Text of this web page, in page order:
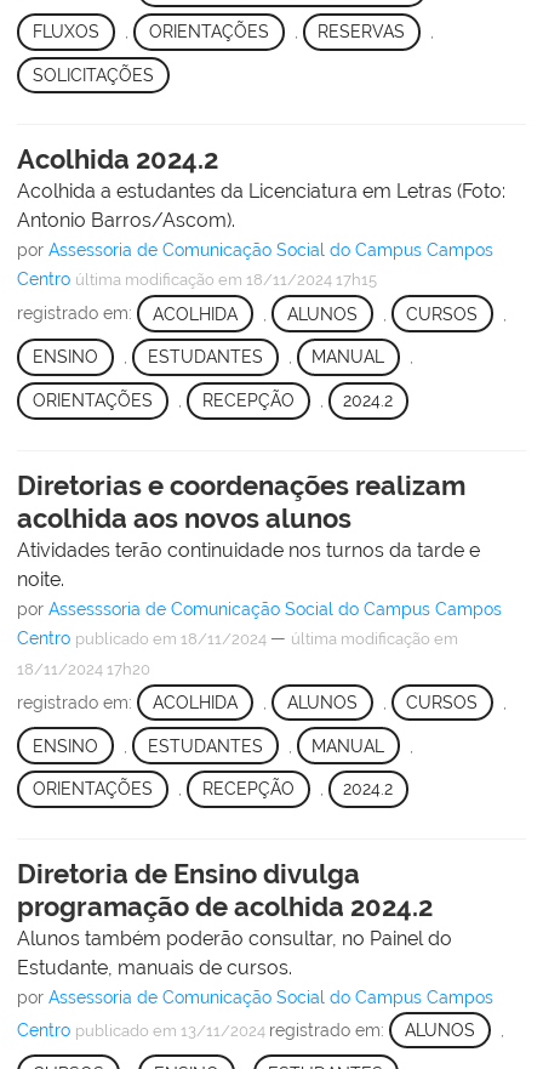
FLUXOS , ORIENTAÇÕES , RESERVAS ,
SOLICITAÇÕES
Acolhida 2024.2
Acolhida a estudantes da Licenciatura em Letras (Foto:
Antonio Barros/Ascom).
por Assessoria de Comunicação Social do Campus Campos
Centro última modificação em 18/11/2024 17h15
registrado em: ACOLHIDA ALUNOS CURSOS
ENSINO , ESTUDANTES , MANUAL ,
ORIENTAÇÕES RECEPÇÃO 2024.2
Diretorias e coordenações realizam
acolhida aos novos alunos
Atividades terão continuidade nos turnos da tarde e
noite.
por Assesssoria de Comunicação Social do Campus Campos
Centro publicado em 18/11/2024 — última modificação em
18/11/2024 17h20
registrado em: ACOLHIDA ALUNOS CURSOS
ENSINO ESTUDANTES MANUAL
ORIENTAÇÕES , RECEPÇÃO , 2024.2
Diretoria de Ensino divulga
programação de acolhida 2024.2
Alunos também poderão consultar, no Painel do
Estudante, manuais de cursos.
por Assessoria de Comunicação Social do Campus Campos
Centro publicado em 13/11/2024 registrado em: ALUNOS